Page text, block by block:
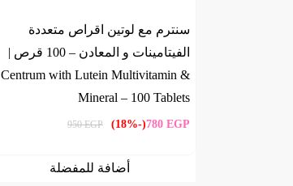
سنترم مع لوتين اقراص متعددة
الفيتامينات و المعادن – 100 قرص |
Centrum with Lutein Multivitamin &
Mineral – 100 Tablets
780 EGP
(-18%)
950EGP
أضافة للمفضلة